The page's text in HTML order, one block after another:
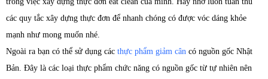
các quy tắc xây dựng thực đơn để nhanh chóng có được vóc dáng khỏe
mạnh như mong muốn nhé.
Ngoài ra bạn có thể sử dụng các thực phẩm giảm cân có nguồn gốc Nhật
Bản. Đây là các loại thực phẩm chức năng có nguồn gốc từ tự nhiên nên